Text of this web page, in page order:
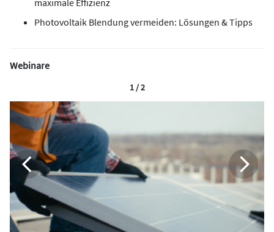
Photovoltaik Blendung vermeiden: Lösungen & Tipps
Webinare
1 / 2